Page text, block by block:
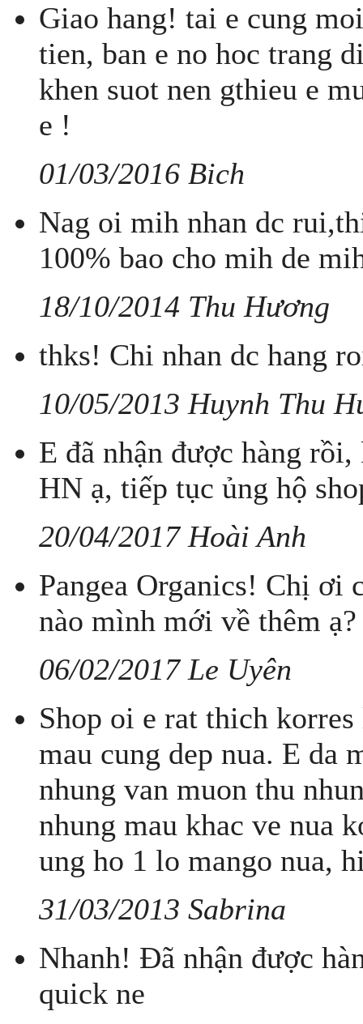
Giao hang! tai e cung
tien, ban e no hoc trang
khen suot nen gthieu e
e !
01/03/2016 Bich
Nag oi mih nhan dc
100% bao cho mih de
18/10/2014 Thu Hương
thks! Chi nhan dc hang
10/05/2013 Huynh Thu
E đã nhận được hàng
HN ạ, tiếp tục ủng hộ
20/04/2017 Hoài Anh
Pangea Organics! Chị ơi
nào mình mới về thêm
06/02/2017 Le Uyên
Shop oi e rat thich
mau cung dep nua. E da
nhung van muon thu
nhung mau khac ve nua
ung ho 1 lo mango nua,
31/03/2013 Sabrina
Nhanh! Đã nhận được
quick ne